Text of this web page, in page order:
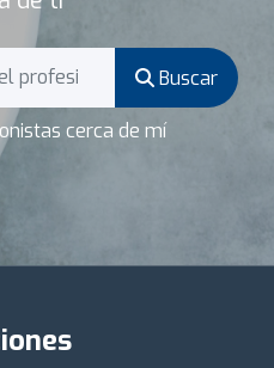
Buscar
cerca de mí